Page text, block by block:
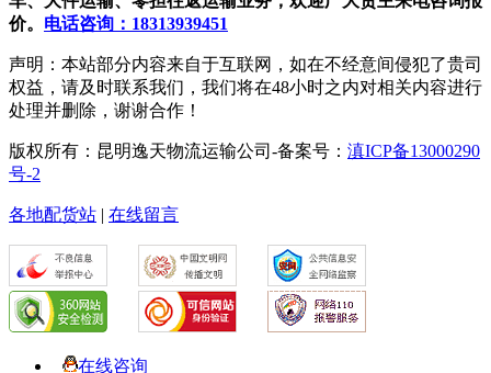
价。 电话咨询：18313939451
声明：本站部分内容来自于互联网，如在不经意间侵犯了贵司
权益，请及时联系我们，我们将在48小时之内对相关内容进行
处理并删除，谢谢合作！
版权所有：昆明逸天物流运输公司-备案号： 滇ICP备13000290
号-2
各地配货站 | 在线留言
在线咨询